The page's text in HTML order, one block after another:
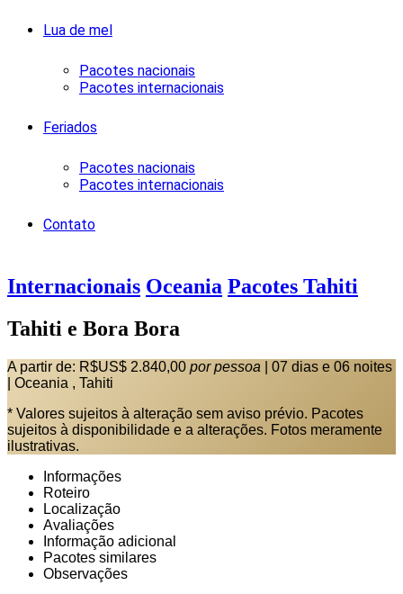
Lua de mel
Pacotes nacionais
Pacotes internacionais
Feriados
Pacotes nacionais
Pacotes internacionais
Contato
Internacionais Oceania Pacotes Tahiti
Tahiti e Bora Bora
A partir de: R$US$ 2.840,00 por pessoa
07 dias e 06 noites
Oceania , Tahiti
* Valores sujeitos à alteração sem aviso prévio. Pacotes
sujeitos à disponibilidade e a alterações. Fotos meramente
ilustrativas.
Informações
Roteiro
Localização
Avaliações
Informação adicional
Pacotes similares
Observações